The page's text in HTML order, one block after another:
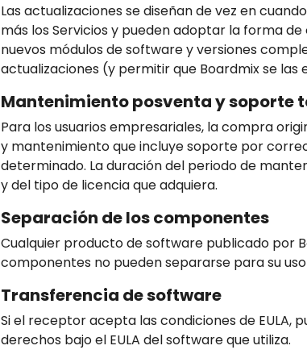
Las actualizaciones se diseñan de vez en
más los Servicios y pueden adoptar la forma
nuevos módulos de software y versiones
actualizaciones (y permitir que Boardmix se las
Mantenimiento posventa y soporte
Para los usuarios empresariales, la compra
y mantenimiento que incluye soporte por
determinado. La duración del periodo de
y del tipo de licencia que adquiera.
Separación de los componentes
Cualquier producto de software publicado por
componentes no pueden separarse para su
Transferencia de software
Si el receptor acepta las condiciones de
derechos bajo el EULA del software que utiliza.